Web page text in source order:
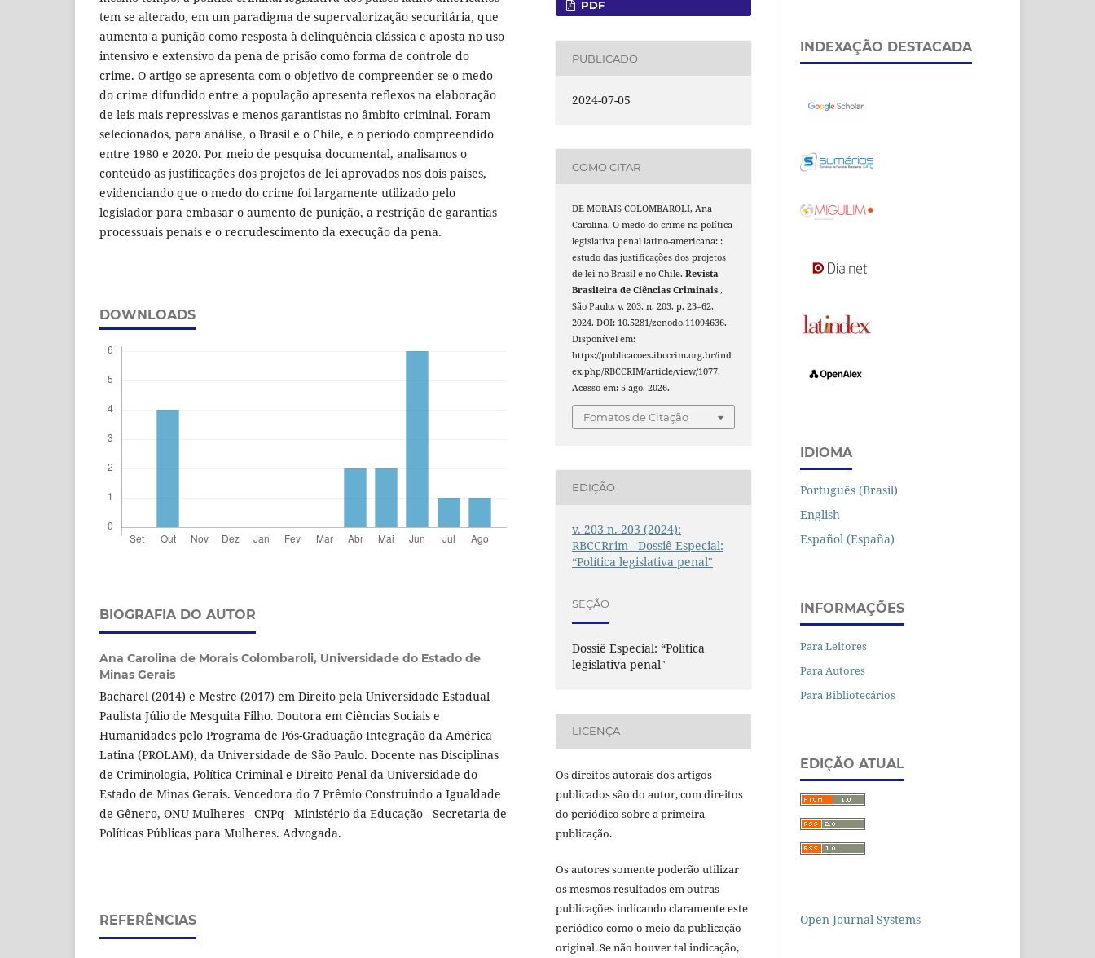
tem se alterado, em um paradigma de supervalorização securitária, que
aumenta a punição como resposta à delinquência clássica e aposta no uso
intensivo e extensivo da pena de prisão como forma de controle do
crime. O artigo se apresenta com o objetivo de compreender se o medo
do crime difundido entre a população apresenta reflexos na elaboração
de leis mais repressivas e menos garantistas no âmbito criminal. Foram
selecionados, para análise, o Brasil e o Chile, e o período compreendido
entre 1980 e 2020. Por meio de pesquisa documental, analisamos o
conteúdo as justificações dos projetos de lei aprovados nos dois países,
evidenciando que o medo do crime foi largamente utilizado pelo
legislador para embasar o aumento de punição, a restrição de garantias
processuais penais e o recrudescimento da execução da pena.
DOWNLOADS
BIOGRAFIA DO AUTOR
Ana Carolina de Morais Colombaroli, Universidade do Estado de
Minas Gerais
Bacharel (2014) e Mestre (2017) em Direito pela Universidade Estadual
Paulista Júlio de Mesquita Filho. Doutora em Ciências Sociais e
Humanidades pelo Programa de Pós-Graduação Integração da América
Latina (PROLAM), da Universidade de São Paulo. Docente nas Disciplinas
de Criminologia, Política Criminal e Direito Penal da Universidade do
Estado de Minas Gerais. Vencedora do 7 Prêmio Construindo a Igualdade
de Gênero, ONU Mulheres - CNPq - Ministério da Educação - Secretaria de
Políticas Públicas para Mulheres. Advogada.
REFERÊNCIAS
PDF
PUBLICADO
2024-07-05
COMO CITAR
DE MORAIS COLOMBAROLI, Ana
Carolina. O medo do crime na política
legislativa penal latino-americana: :
estudo das justificações dos projetos
de lei no Brasil e no Chile.Revista
Brasileira de Ciências Criminais,
São Paulo, v. 203, n. 203, p. 23–62,
2024. DOI: 10.5281/zenodo.11094636.
Disponível em:
https://publicacoes.ibccrim.org.br/ind
ex.php/RBCCRIM/article/view/1077.
Acesso em: 5 ago. 2026.
Fomatos de Citação
EDIÇÃO
v. 203 n. 203 (2024):
RBCCRrim - Dossiê Especial:
“Política legislativa penal"
SEÇÃO
Dossiê Especial: “Política
legislativa penal"
LICENÇA
Os direitos autorais dos artigos
publicados são do autor, com direitos
do periódico sobre a primeira
publicação.
Os autores somente poderão utilizar
os mesmos resultados em outras
publicações indicando claramente este
periódico como o meio da publicação
original. Se não houver tal indicação,
INDEXAÇÃO DESTACADA
IDIOMA
Português (Brasil)
English
Español (España)
INFORMAÇÕES
Para Leitores
Para Autores
Para Bibliotecários
EDIÇÃO ATUAL
Open Journal Systems